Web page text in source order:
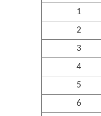
1
2
3
4
5
6